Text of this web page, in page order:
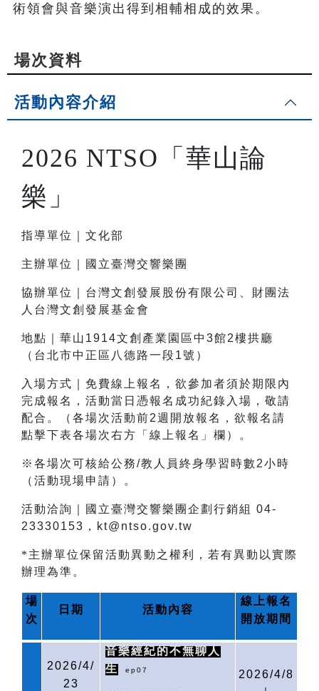
術領會與音樂演出得到相輔相成的效果。
場次資料
活動內容介紹
2026 NTSO「華山論
樂」
指導單位｜文化部
主辦單位｜國立臺灣交響樂團
協辦單位｜台灣文創發展股份有限公司、財團法
人台灣文創發展基金會
地點｜華山1914文創產業園區中3館2樓拱廳
（台北市中正區八德路一段1號）
入場方式｜免費線上報名，欲參加者須於期限內
完成報名，活動當日憑報名成功紀錄入場，敬請
配合。（各場次活動前2週開放報名，欲報名請
點擊下表各場次右方「線上報名」欄）。
※各場次可核給公務/教人員終身學習時數2小時
（活動現場申請）。
活動洽詢｜國立臺灣交響樂團企劃行銷組 04-
23330153，kt@ntso.gov.tw
*主辦單位保留活動異動之權利，若有異動以實際
辦理為準。
場
次
日期 活動內容
線上報名
開放期間
2026/4/
23
音樂經紀的不無聊人
生
ep07
2026/4/8